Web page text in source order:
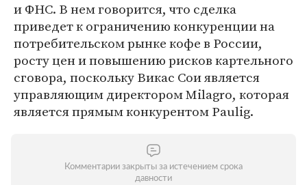
и ФНС. В нем говорится, что сделка
приведет к ограничению конкуренции на
потребительском рынке кофе в России,
росту цен и повышению рисков картельного
сговора, поскольку Викас Сои является
управляющим директором Milagro, которая
является прямым конкурентом Paulig.
Комментарии закрыты за истечением срока
давности